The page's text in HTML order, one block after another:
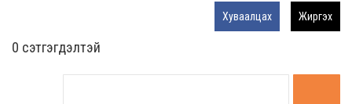
Хуваалцах Жиргэх
0 cэтгэгдэлтэй